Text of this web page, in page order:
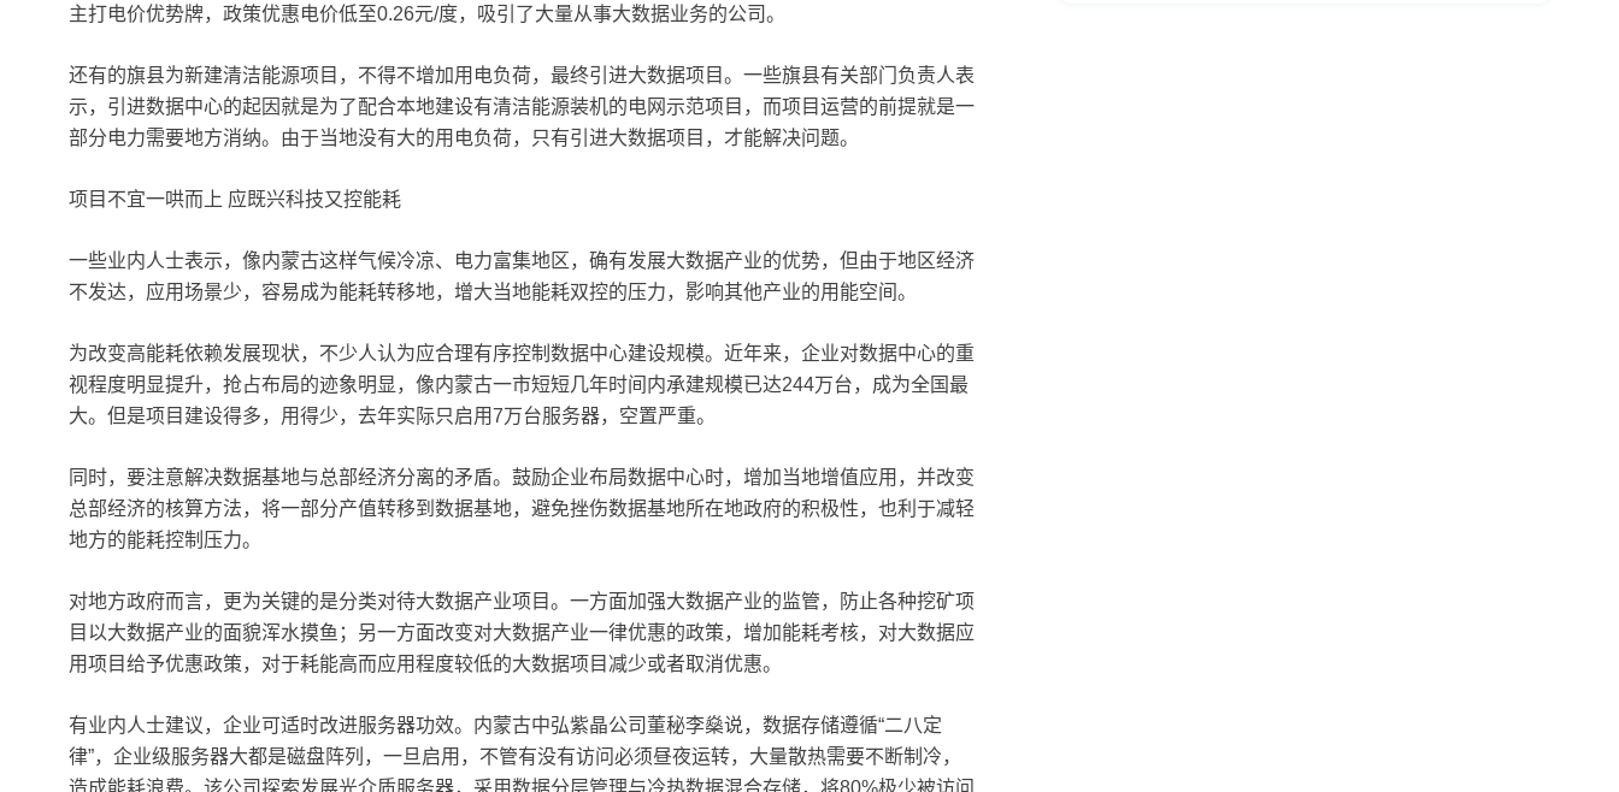
主打电价优势牌，政策优惠电价低至0.26元/度，吸引了大量从事大数据业务的公司。
还有的旗县为新建清洁能源项目，不得不增加用电负荷，最终引进大数据项目。一些旗县有关部门负责人表
示，引进数据中心的起因就是为了配合本地建设有清洁能源装机的电网示范项目，而项目运营的前提就是一
部分电力需要地方消纳。由于当地没有大的用电负荷，只有引进大数据项目，才能解决问题。
项目不宜一哄而上 应既兴科技又控能耗
一些业内人士表示，像内蒙古这样气候冷凉、电力富集地区，确有发展大数据产业的优势，但由于地区经济
不发达，应用场景少，容易成为能耗转移地，增大当地能耗双控的压力，影响其他产业的用能空间。
为改变高能耗依赖发展现状，不少人认为应合理有序控制数据中心建设规模。近年来，企业对数据中心的重
视程度明显提升，抢占布局的迹象明显，像内蒙古一市短短几年时间内承建规模已达244万台，成为全国最
大。但是项目建设得多，用得少，去年实际只启用7万台服务器，空置严重。
同时，要注意解决数据基地与总部经济分离的矛盾。鼓励企业布局数据中心时，增加当地增值应用，并改变
总部经济的核算方法，将一部分产值转移到数据基地，避免挫伤数据基地所在地政府的积极性，也利于减轻
地方的能耗控制压力。
对地方政府而言，更为关键的是分类对待大数据产业项目。一方面加强大数据产业的监管，防止各种挖矿项
目以大数据产业的面貌浑水摸鱼；另一方面改变对大数据产业一律优惠的政策，增加能耗考核，对大数据应
用项目给予优惠政策，对于耗能高而应用程度较低的大数据项目减少或者取消优惠。
有业内人士建议，企业可适时改进服务器功效。内蒙古中弘紫晶公司董秘李燊说，数据存储遵循“二八定
律”，企业级服务器大都是磁盘阵列，一旦启用，不管有没有访问必须昼夜运转，大量散热需要不断制冷，
造成能耗浪费。该公司探索发展光介质服务器，采用数据分层管理与冷热数据混合存储，将80%极少被访问